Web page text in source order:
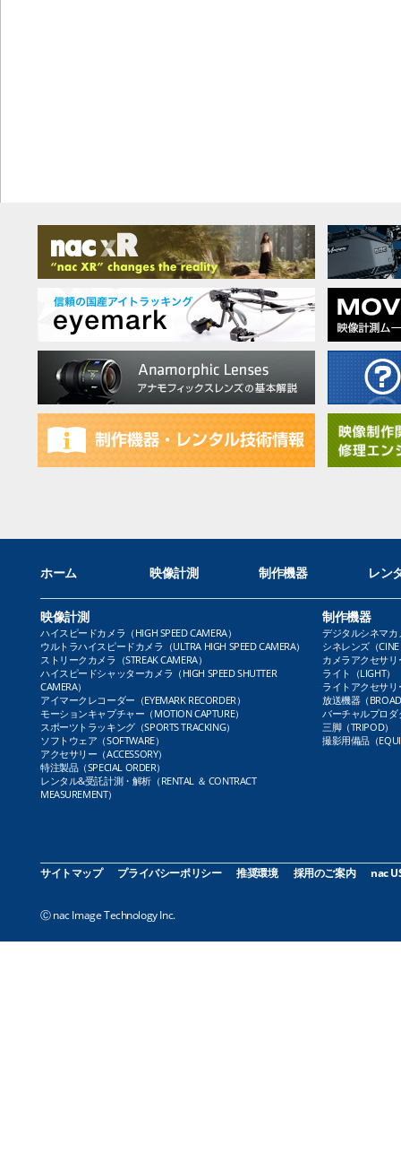
ホーム 映像計測 制作機器 レン
映像計測
ハイスピードカメラ（HIGH SPEED CAMERA）
ウルトラハイスピードカメラ（ULTRA HIGH SPEED CAMERA）
ストリークカメラ（STREAK CAMERA）
ハイスピードシャッターカメラ（HIGH SPEED SHUTTER
CAMERA）
アイマークレコーダー（EYEMARK RECORDER）
モーションキャプチャー（MOTION CAPTURE）
スポーツトラッキング（SPORTS TRACKING）
ソフトウェア（SOFTWARE）
アクセサリー（ACCESSORY）
特注製品（SPECIAL ORDER）
レンタル&受託計測・解析（RENTAL ＆ CONTRACT
MEASUREMENT）
制作機器
デジタルシネマカ
シネレンズ（CINE
カメラアクセサリ
ライト（LIGHT）
ライトアクセサリ
放送機器（
バーチャルプロダ
三脚（TRIPOD）
撮影用備品（
サイトマップ プライバシーポリシー 推奨環境 採用のご案内 nac
Ⓒ nac Image Technology Inc.